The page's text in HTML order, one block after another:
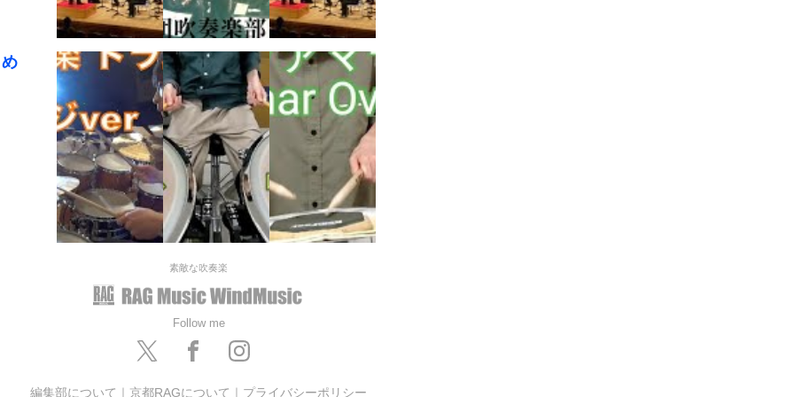
素敵な吹奏楽
Follow me
編集部について 京都RAGについて プライバシーポリシー